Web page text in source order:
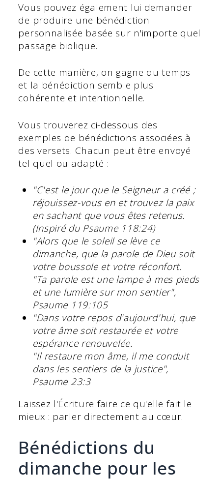
Vous pouvez également lui demander
de produire une bénédiction
personnalisée basée sur n'importe quel
passage biblique.
De cette manière, on gagne du temps
et la bénédiction semble plus
cohérente et intentionnelle.
Vous trouverez ci-dessous des
exemples de bénédictions associées à
des versets. Chacun peut être envoyé
tel quel ou adapté :
"C'est le jour que le Seigneur a créé ;
réjouissez-vous en et trouvez la paix
en sachant que vous êtes retenus.
(Inspiré du Psaume 118:24)
"Alors que le soleil se lève ce
dimanche, que la parole de Dieu soit
votre boussole et votre réconfort.
"Ta parole est une lampe à mes pieds
et une lumière sur mon sentier",
Psaume 119:105
"Dans votre repos d'aujourd'hui, que
votre âme soit restaurée et votre
espérance renouvelée.
"Il restaure mon âme, il me conduit
dans les sentiers de la justice",
Psaume 23:3
Laissez l'Écriture faire ce qu'elle fait le
mieux : parler directement au cœur.
Bénédictions du
dimanche pour les